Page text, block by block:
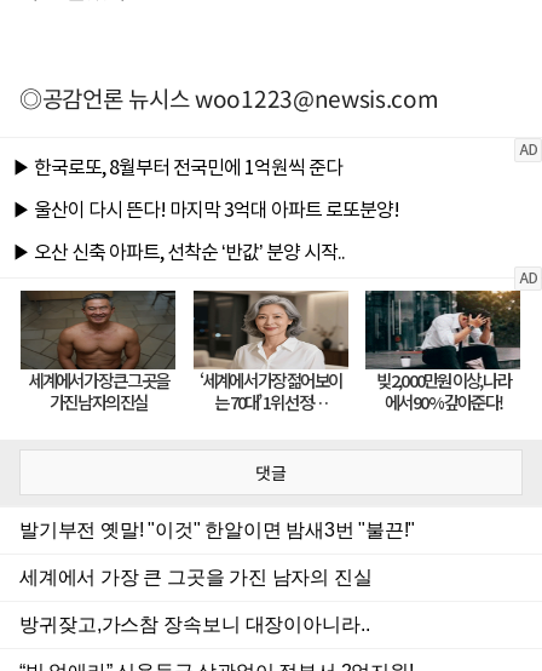
◎공감언론 뉴시스woo1223@newsis.com
댓글